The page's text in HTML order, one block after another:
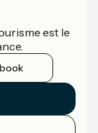
est le